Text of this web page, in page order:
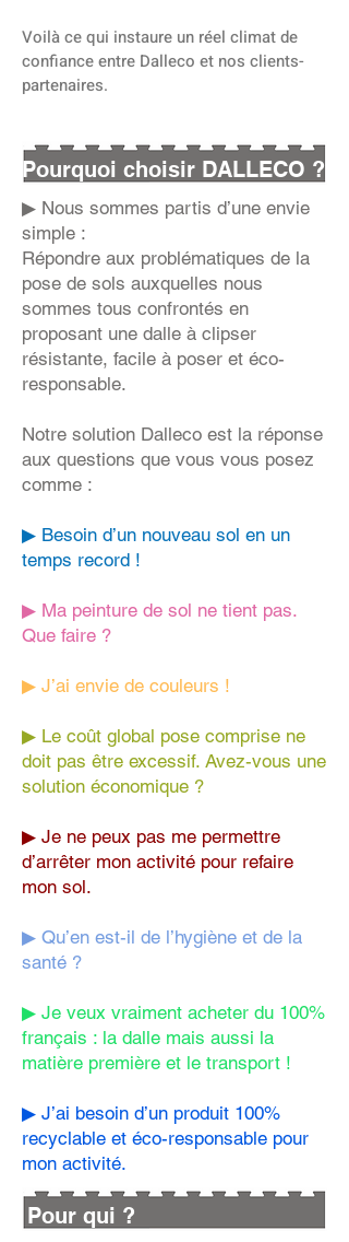
Voilà ce qui instaure un réel climat de
confiance entre Dalleco et nos clients-
partenaires.
Pourquoi choisir DALLECO ?
▶ Nous sommes partis d’une envie
simple :
Répondre aux problématiques de la
pose de sols auxquelles nous
sommes tous confrontés en
proposant une dalle à clipser
résistante, facile à poser et éco-
responsable.
Notre solution Dalleco est la réponse
aux questions que vous vous posez
comme :
▶ Besoin d’un nouveau sol en un
temps record !
▶ Ma peinture de sol ne tient pas.
Que faire ?
▶ J’ai envie de couleurs !
▶ Le coût global pose comprise ne
doit pas être excessif. Avez-vous une
solution économique ?
▶ Je ne peux pas me permettre
d’arrêter mon activité pour refaire
mon sol.
▶ Qu’en est-il de l’hygiène et de la
santé ?
▶ Je veux vraiment acheter du 100%
français : la dalle mais aussi la
matière première et le transport !
▶ J’ai besoin d’un produit 100%
recyclable et éco-responsable pour
mon activité.
Pour qui ?